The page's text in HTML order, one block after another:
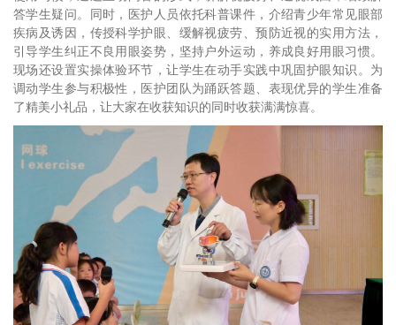
答学生疑问。同时，医护人员依托科普课件，介绍青少年常见眼部
疾病及诱因，传授科学护眼、缓解视疲劳、预防近视的实用方法，
引导学生纠正不良用眼姿势，坚持户外运动，养成良好用眼习惯。
现场还设置实操体验环节，让学生在动手实践中巩固护眼知识。为
调动学生参与积极性，医护团队为踊跃答题、表现优异的学生准备
了精美小礼品，让大家在收获知识的同时收获满满惊喜。